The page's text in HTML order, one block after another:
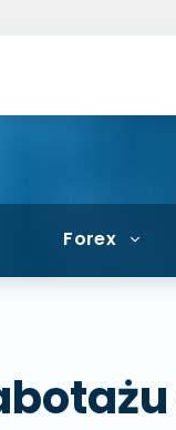
Forex